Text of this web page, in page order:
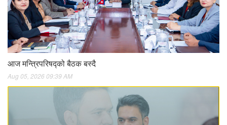
आज मन्त्रिपरिषद्को बैठक बस्दै
Aug 05, 2026 09:39 AM